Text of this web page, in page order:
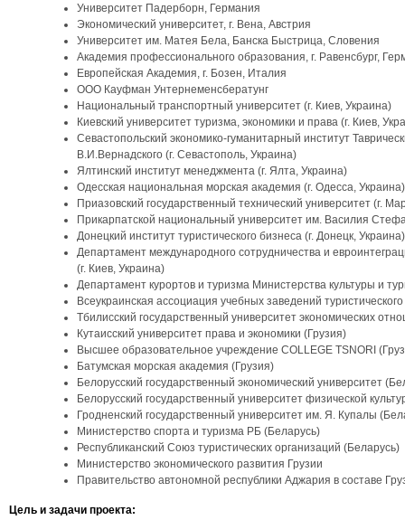
Университет Падерборн, Германия
Экономический университет, г. Вена, Австрия
Университет им. Матея Бела, Банска Быстрица, Словения
Академия профессионального образования, г. Равенсбург,
Европейская Академия, г. Бозен, Италия
ООО Кауфман Унтернеменсбератунг
Национальный транспортный университет (г. Киев, Украина)
Киевский университет туризма, экономики и права (г. Киев,
Севастопольский экономико-гуманитарный институт
В.И.Вернадского (г. Севастополь, Украина)
Ялтинский институт менеджмента (г. Ялта, Украина)
Одесская национальная морская академия (г. Одесса, Украина)
Приазовский государственный технический университет (г.
Прикарпатской национальный университет им. Василия
Донецкий институт туристического бизнеса (г. Донецк, Украина)
Департамент международного сотрудничества и
(г. Киев, Украина)
Департамент курортов и туризма Министерства культуры и
Всеукраинская ассоциация учебных заведений
Тбилисский государственный университет экономических
Кутаисский университет права и экономики (Грузия)
Высшее образовательное учреждение COLLEGE TSNORI
Батумская морская академия (Грузия)
Белорусский государственный экономический университет
Белорусский государственный университет физической
Гродненский государственный университет им. Я. Купалы
Министерство спорта и туризма РБ (Беларусь)
Республиканский Союз туристических организаций (Беларусь)
Министерство экономического развития Грузии
Правительство автономной республики Аджария в составе
Цель и задачи проекта: